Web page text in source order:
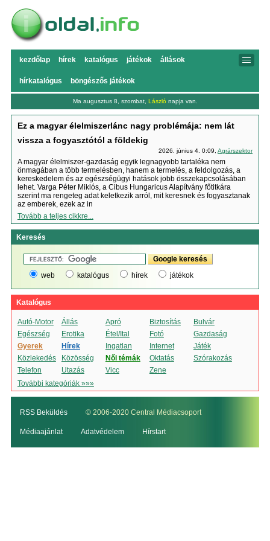
kezdőlap hírek katalógus játékok állások
hírkatalógus böngészős játékok
Ma augusztus 8, szombat, László napja van.
Ez a magyar élelmiszerlánc nagy problémája: nem lát
vissza a fogyasztótól a földekig
2026. június 4. 0:09,Agrárszektor
A magyar élelmiszer-gazdaság egyik legnagyobb tartaléka nem
önmagában a több termelésben, hanem a termelés, a feldolgozás, a
kereskedelem és az egészségügyi hatások jobb összekapcsolásában
lehet. Varga Péter Miklós, a Cibus Hungaricus Alapítvány főtitkára
szerint ma rengeteg adat keletkezik arról, mit keresnek és fogyasztanak
az emberek, ezek az in
Tovább a teljes cikkre...
Keresés
web katalógus hírek játékok
Katalógus
Autó-Motor Állás Apró Biztosítás
Bulvár
Egészség
Erotika Étel/Ital Fotó
Gazdaság
Gyerek
Hírek Ingatlan Internet
Játék
Közlekedés
Közösség Női témák Oktatás
Szórakozás
Telefon
Utazás Vicc
Zene
További kategóriák »»»
RSS Beküldés © 2006-2020 Central Médiacsoport
Médiaajánlat Adatvédelem Hírstart